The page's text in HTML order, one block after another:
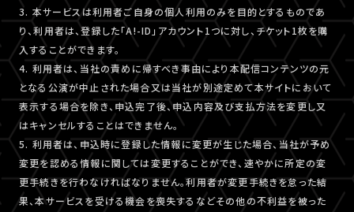
3. 本サービスは利用者ご自身の個人利用のみを目的とするものであ
り、利用者は、登録した「A!-ID」アカウント1つに対し、チケット1枚を購
入することができます。
4. 利用者は、当社の責めに帰すべき事由により本配信コンテンツの元
となる公演が中止された場合又は当社が別途定めて本サイトにおいて
表示する場合を除き、申込完了後、申込内容及び支払方法を変更し又
はキャンセルすることはできません。
5. 利用者は、申込時に登録した情報に変更が生じた場合、当社が予め
変更を認める情報に関しては変更することができ、速やかに所定の変
更手続きを行わなければなりません。利用者が変更手続きを怠った結
果、本サービスを受ける機会を喪失するなどその他の不利益を被った